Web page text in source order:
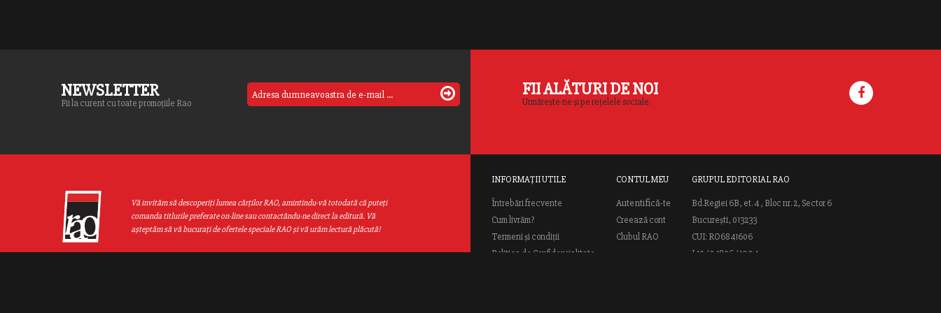
NEWSLETTER
Fii la curent cu toate promoțiile Rao
FII ALĂTURI DE NOI
Urmărește-ne și pe rețelele sociale.
Vă invităm să descoperiţi lumea cărţilor RAO, amintindu-vă totodată că puteţi
comanda titlurile preferate on-line sau contactându-ne direct la editură. Vă
aşteptăm să vă bucuraţi de ofertele speciale RAO şi vă urăm lectură plăcută!
INFORMAȚII UTILE
Întrebări frecvente
Cum livrăm?
Termeni și condiții
Politica de Confidențialitate
CONTUL MEU
Autentifică-te
Creează cont
Clubul RAO
GRUPUL EDITORIAL RAO
Bd.Regiei 6B, et. 4 , Bloc nr. 2, Sector 6
București, 013233
CUI: RO6841606
J40 / 24806 / 1994